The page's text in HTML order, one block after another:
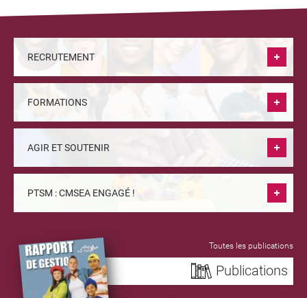
RECRUTEMENT
FORMATIONS
AGIR ET SOUTENIR
PTSM : CMSEA ENGAGÉ !
Toutes les publications
Publications